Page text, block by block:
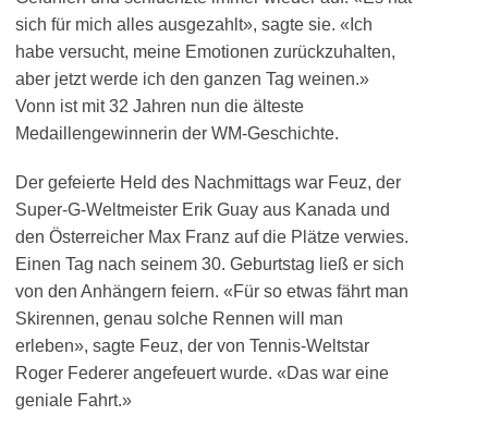
sich für mich alles ausgezahlt», sagte sie. «Ich
habe versucht, meine Emotionen zurückzuhalten,
aber jetzt werde ich den ganzen Tag weinen.»
Vonn ist mit 32 Jahren nun die älteste
Medaillengewinnerin der WM-Geschichte.
Der gefeierte Held des Nachmittags war Feuz, der
Super-G-Weltmeister Erik Guay aus Kanada und
den Österreicher Max Franz auf die Plätze verwies.
Einen Tag nach seinem 30. Geburtstag ließ er sich
von den Anhängern feiern. «Für so etwas fährt man
Skirennen, genau solche Rennen will man
erleben», sagte Feuz, der von Tennis-Weltstar
Roger Federer angefeuert wurde. «Das war eine
geniale Fahrt.»